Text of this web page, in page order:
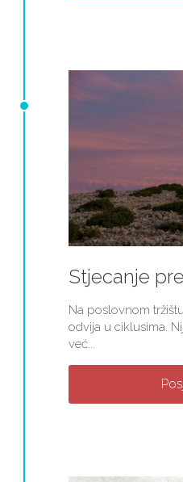
Stjecanje
Na poslovnom
odvija u ciklusima.
već...